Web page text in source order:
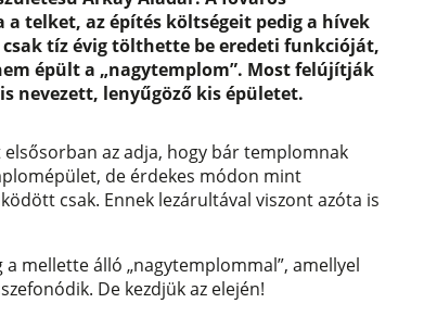
telket, az építés költségeit pedig a hívek
tíz évig tölthette be eredeti funkcióját,
épült a „nagytemplom”. Most felújítják
nevezett, lenyűgöző kis épületet.
az adja, hogy bár templomnak
de érdekes módon mint
csak. Ennek lezárultával viszont azóta is
mellette álló „nagytemplommal”, amellyel
De kezdjük az elején!